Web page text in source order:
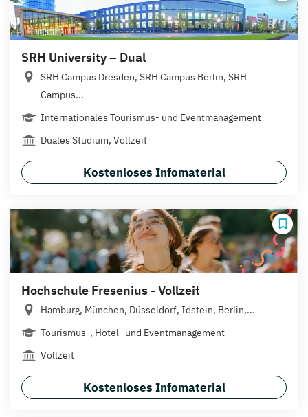
SRH University – Dual
SRH Campus Dresden, SRH Campus Berlin, SRH
Campus...
Internationales Tourismus- und Eventmanagement
Duales Studium, Vollzeit
Kostenloses Infomaterial
Hochschule Fresenius - Vollzeit
Hamburg, München, Düsseldorf, Idstein, Berlin,...
Tourismus-, Hotel- und Eventmanagement
Vollzeit
Kostenloses Infomaterial